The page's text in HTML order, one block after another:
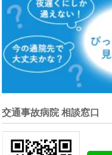
交通事故病院 相談窓口